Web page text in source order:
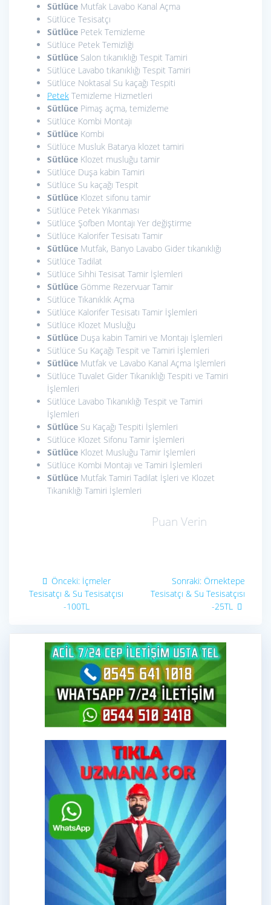
Sütlüce Mutfak Lavabo Kanal Açma
Sütlüce Tesisatçı
Sütlüce Petek Temizleme
Sütlüce Petek Temizliği
Sütlüce Salon tıkanıklığı Tespit Tamiri
Sütlüce Lavabo tıkanıklığı Tespit Tamiri
Sütlüce Noktasal Su kaçağı Tespiti
Petek Temizleme Hizmetleri
Sütlüce Pimaş açma, temizleme
Sütlüce Kombi Montajı
Sütlüce Kombi
Sütlüce Musluk Batarya klozet tamiri
Sütlüce Klozet musluğu tamir
Sütlüce Duşa kabin Tamiri
Sütlüce Su kaçağı Tespit
Sütlüce Klozet sifonu tamir
Sütlüce Petek Yıkanması
Sütlüce Şofben Montajı Yer değiştirme
Sütlüce Kalorifer Tesisatı Tamir
Sütlüce Mutfak, Banyo Lavabo Gider tıkanıklığı
Sütlüce Tadilat
Sütlüce Sıhhi Tesisat Tamir İşlemleri
Sütlüce Gömme Rezervuar Tamir
Sütlüce Tıkanıklık Açma
Sütlüce Kalorifer Tesisatı Tamir İşlemleri
Sütlüce Klozet Musluğu
Sütlüce Duşa kabin Tamiri ve Montajı İşlemleri
Sütlüce Su Kaçağı Tespit ve Tamiri İşlemleri
Sütlüce Mutfak ve Lavabo Kanal Açma İşlemleri
Sütlüce Tuvalet Gider Tıkanıklığı Tespiti ve Tamiri
İşlemleri
Sütlüce Lavabo Tıkanıklığı Tespit ve Tamiri
İşlemleri
Sütlüce Su Kaçağı Tespiti İşlemleri
Sütlüce Klozet Sifonu Tamir İşlemleri
Sütlüce Klozet Musluğu Tamir İşlemleri
Sütlüce Kombi Montajı ve Tamiri İşlemleri
Sütlüce Mutfak Tamiri Tadilat İşleri ve Klozet
Tıkanıklığı Tamiri İşlemleri
Puan Verin
Yazı
gezinmesi
Önceki: Önceki
yazı:
İçmeler
Tesisatçı & Su Tesisatçısı
-100TL
Sonraki: Sonraki
yazı:
Örnektepe
Tesisatçı & Su Tesisatçısı
-25TL